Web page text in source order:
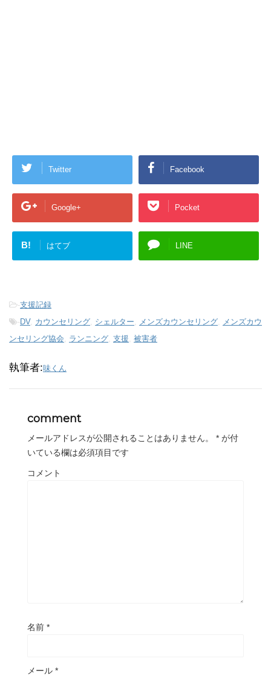
Twitter Facebook
Google+ Pocket
B! はてブ LINE
-支援記録
-DV, カウンセリング シェルター メンズカウンセリング
メンズカウ
ンセリング協会
ランニング 支援 被害者
執筆者:味くん
comment
メールアドレスが公開されることはありません。 * が付
いている欄は必須項目です
コメント
名前 *
メール *